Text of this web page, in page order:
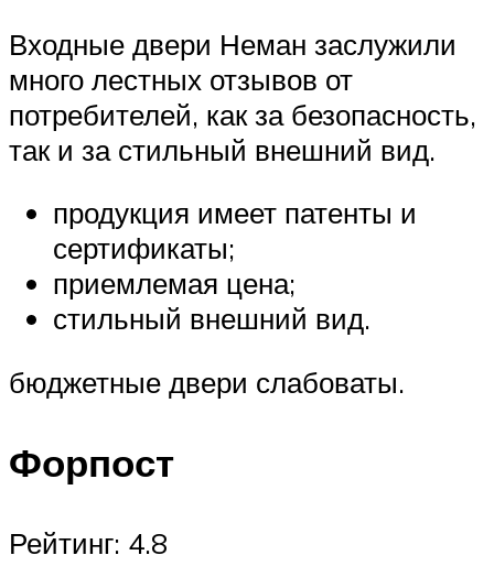
Входные двери Неман заслужили
много лестных отзывов от
потребителей, как за безопасность,
так и за стильный внешний вид.
продукция имеет патенты и
сертификаты;
приемлемая цена;
стильный внешний вид.
бюджетные двери слабоваты.
Форпост
Рейтинг: 4.8